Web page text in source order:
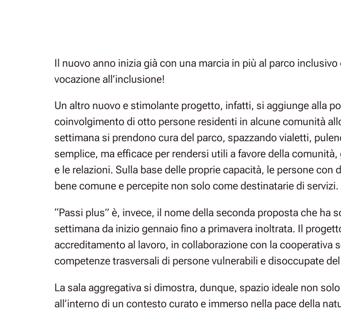
Il nuovo anno inizia già con una marcia in più al parco
vocazione all’inclusione!
Un altro nuovo e stimolante progetto, infatti, si aggiunge alla
coinvolgimento di otto persone residenti in alcune comunità
settimana si prendono cura del parco, spazzando vialetti,
semplice, ma efficace per rendersi utili a favore della
e le relazioni. Sulla base delle proprie capacità, le persone
bene comune e percepite non solo come destinatarie di
“Passi plus” è, invece, il nome della seconda proposta che
settimana da inizio gennaio fino a primavera inoltrata. Il
accreditamento al lavoro, in collaborazione con la cooperativa
competenze trasversali di persone vulnerabili e disoccupate
La sala aggregativa si dimostra, dunque, spazio ideale non
all’interno di un contesto curato e immerso nella pace della